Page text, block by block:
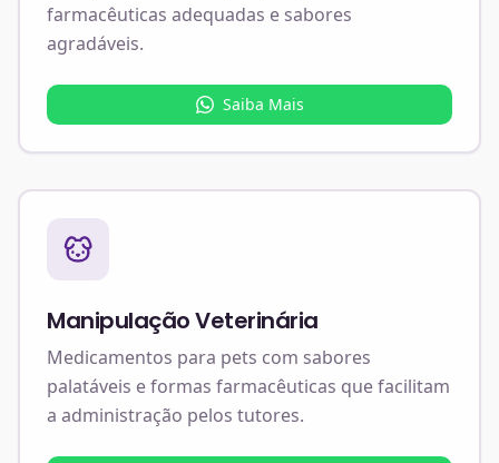
farmacêuticas adequadas e sabores
agradáveis.
Saiba Mais
Manipulação Veterinária
Medicamentos para pets com sabores
palatáveis e formas farmacêuticas que facilitam
a administração pelos tutores.